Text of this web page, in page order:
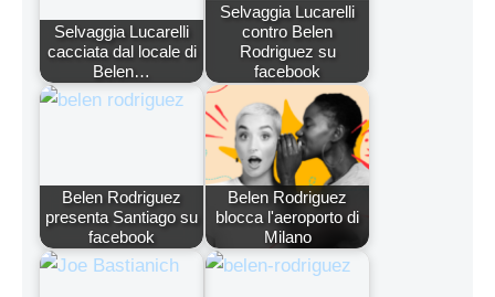
Selvaggia Lucarelli
cacciata dal locale di
Belen…
Selvaggia Lucarelli
contro Belen
Rodriguez su
facebook
Belen Rodriguez
presenta Santiago su
facebook
Belen Rodriguez
blocca l'aeroporto di
Milano